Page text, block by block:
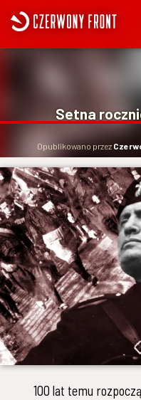
Setna
Opublikowano przez
100 lat temu